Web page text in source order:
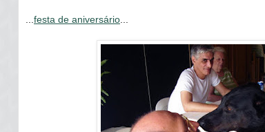
festa de aniversário